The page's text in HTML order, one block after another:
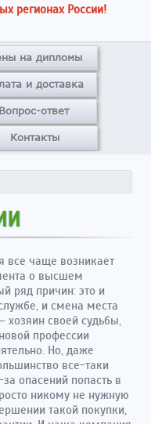
регионах России!
на дипломы
и доставка
Вопрос-ответ
Контакты
все чаще возникает
о высшем
ряд причин: это и
и смена места
хозяин своей судьбы,
профессии
Но, даже
все-таки
опасений попасть в
никому не нужную
такой покупки,